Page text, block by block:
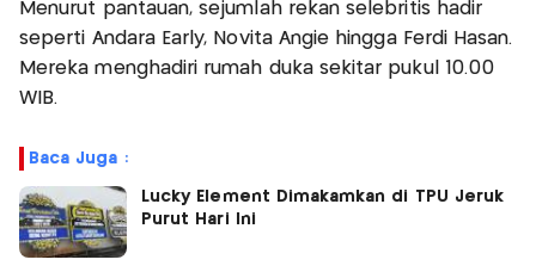
Menurut pantauan, sejumlah rekan selebritis hadir
seperti Andara Early, Novita Angie hingga Ferdi Hasan.
Mereka menghadiri rumah duka sekitar pukul 10.00
WIB.
Baca Juga :
Lucky Element Dimakamkan di TPU Jeruk
Purut Hari Ini